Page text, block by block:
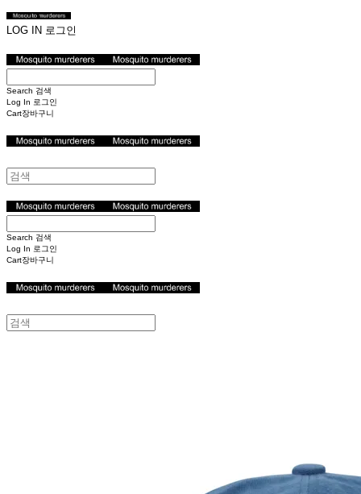
LOG IN 로그인
Search 검색
Log In 로그인
Cart장바구니
Search 검색
Log In 로그인
Cart장바구니